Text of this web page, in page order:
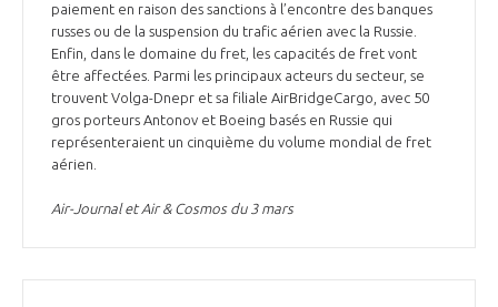
paiement en raison des sanctions à l’encontre des banques
russes ou de la suspension du trafic aérien avec la Russie.
Enfin, dans le domaine du fret, les capacités de fret vont
être affectées. Parmi les principaux acteurs du secteur, se
trouvent Volga-Dnepr et sa filiale AirBridgeCargo, avec 50
gros porteurs Antonov et Boeing basés en Russie qui
représenteraient un cinquième du volume mondial de fret
aérien.
Air-Journal et Air & Cosmos du 3 mars